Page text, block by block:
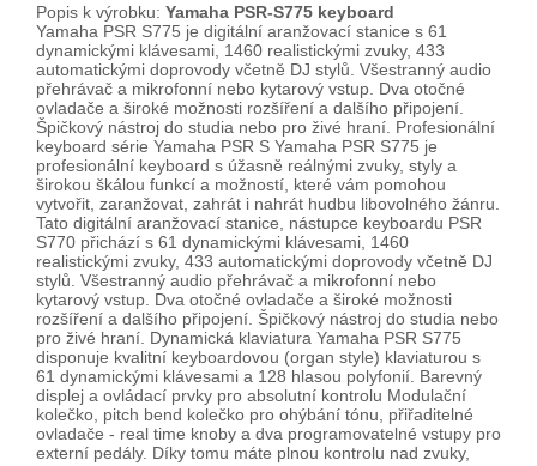
Popis k výrobku: Yamaha PSR-S775 keyboard
Yamaha PSR S775 je digitální aranžovací stanice s 61
dynamickými klávesami, 1460 realistickými zvuky, 433
automatickými doprovody včetně DJ stylů. Všestranný audio
přehrávač a mikrofonní nebo kytarový vstup. Dva otočné
ovladače a široké možnosti rozšíření a dalšího připojení.
Špičkový nástroj do studia nebo pro živé hraní. Profesionální
keyboard série Yamaha PSR S Yamaha PSR S775 je
profesionální keyboard s úžasně reálnými zvuky, styly a
širokou škálou funkcí a možností, které vám pomohou
vytvořit, zaranžovat, zahrát i nahrát hudbu libovolného žánru.
Tato digitální aranžovací stanice, nástupce keyboardu PSR
S770 přichází s 61 dynamickými klávesami, 1460
realistickými zvuky, 433 automatickými doprovody včetně DJ
stylů. Všestranný audio přehrávač a mikrofonní nebo
kytarový vstup. Dva otočné ovladače a široké možnosti
rozšíření a dalšího připojení. Špičkový nástroj do studia nebo
pro živé hraní. Dynamická klaviatura Yamaha PSR S775
disponuje kvalitní keyboardovou (organ style) klaviaturou s
61 dynamickými klávesami a 128 hlasou polyfonií. Barevný
displej a ovládací prvky pro absolutní kontrolu Modulační
kolečko, pitch bend kolečko pro ohýbání tónu, přiřaditelné
ovladače - real time knoby a dva programovatelné vstupy pro
externí pedály. Díky tomu máte plnou kontrolu nad zvuky,